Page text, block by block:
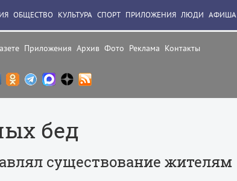
Приложения Архив Фото Реклама Контакты
ОБЩЕСТВО КУЛЬТУРА СПОРТ ПРИЛОЖЕНИЯ ЛЮДИ АФИША
бед
существование жителям